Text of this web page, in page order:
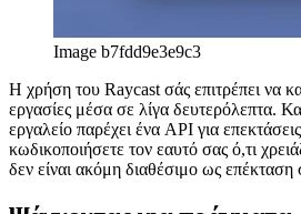
Ενσωματωμένες
Εκτός από την αναζήτηση, υπάρχουν
υπάρχουσες επεκτάσεις, όπως η
παίζει αυτήν τη στιγμή (ή ο έλεγχος
αναπαραγωγής μουσικής), οι εντολές
έλεγχος έντασης ήχου, τερματισμός
κ.λπ.) καθώς και πληροφορίες για τον
αναφέρουμε μερικά.